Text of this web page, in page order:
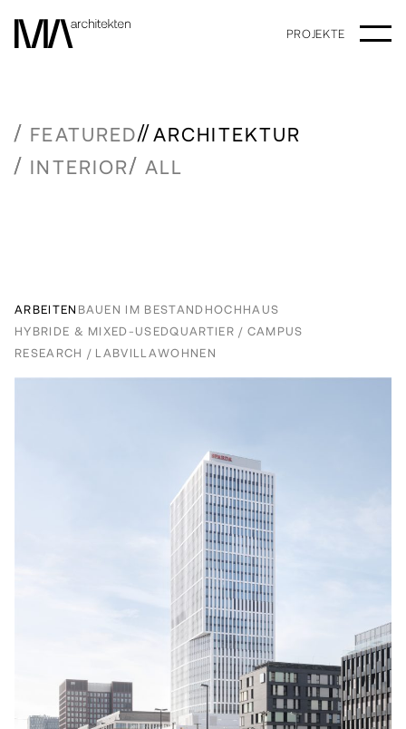
PROJEKTE
FEATURED
ARCHITEKTUR
INTERIOR
ALL
ARBEITEN BAUEN IM BESTANDHOCHHAUS
HYBRIDE & MIXED-USEDQUARTIER / CAMPUS
RESEARCH / LABVILLAWOHNEN